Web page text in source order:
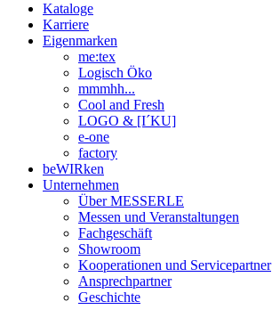
Kataloge
Karriere
Eigenmarken
me:tex
Logisch Öko
mmmhh...
Cool and Fresh
LOGO & [I´KU]
e-one
factory
beWIRken
Unternehmen
Über MESSERLE
Messen und Veranstaltungen
Fachgeschäft
Showroom
Kooperationen und Servicepartner
Ansprechpartner
Geschichte